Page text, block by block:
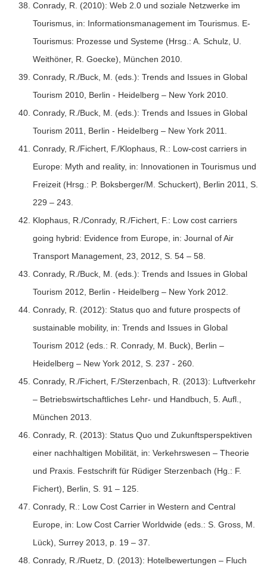
Conrady, R. (2010): Web 2.0 und soziale Netzwerke im
Tourismus, in: Informationsmanagement im Tourismus. E-
Tourismus: Prozesse und Systeme (Hrsg.: A. Schulz, U.
Weithöner, R. Goecke), München 2010.
Conrady, R./Buck, M. (eds.): Trends and Issues in Global
Tourism 2010, Berlin - Heidelberg – New York 2010.
Conrady, R./Buck, M. (eds.): Trends and Issues in Global
Tourism 2011, Berlin - Heidelberg – New York 2011.
Conrady, R./Fichert, F./Klophaus, R.: Low-cost carriers in
Europe: Myth and reality, in: Innovationen in Tourismus und
Freizeit (Hrsg.: P. Boksberger/M. Schuckert), Berlin 2011, S.
229 – 243.
Klophaus, R./Conrady, R./Fichert, F.: Low cost carriers
going hybrid: Evidence from Europe, in: Journal of Air
Transport Management, 23, 2012, S. 54 – 58.
Conrady, R./Buck, M. (eds.): Trends and Issues in Global
Tourism 2012, Berlin - Heidelberg – New York 2012.
Conrady, R. (2012): Status quo and future prospects of
sustainable mobility, in: Trends and Issues in Global
Tourism 2012 (eds.: R. Conrady, M. Buck), Berlin –
Heidelberg – New York 2012, S. 237 - 260.
Conrady, R./Fichert, F./Sterzenbach, R. (2013): Luftverkehr
– Betriebswirtschaftliches Lehr- und Handbuch, 5. Aufl.,
München 2013.
Conrady, R. (2013): Status Quo und Zukunftsperspektiven
einer nachhaltigen Mobilität, in: Verkehrswesen – Theorie
und Praxis. Festschrift für Rüdiger Sterzenbach (Hg.: F.
Fichert), Berlin, S. 91 – 125.
Conrady, R.: Low Cost Carrier in Western and Central
Europe, in: Low Cost Carrier Worldwide (eds.: S. Gross, M.
Lück), Surrey 2013, p. 19 – 37.
Conrady, R./Ruetz, D. (2013): Hotelbewertungen – Fluch